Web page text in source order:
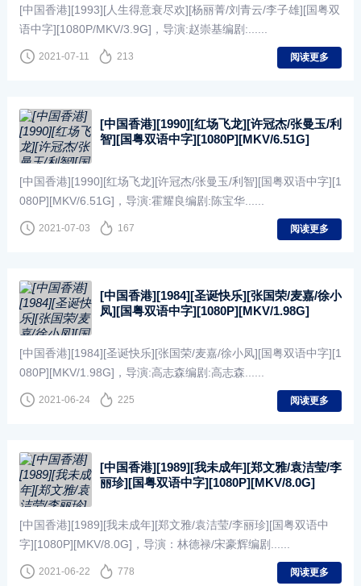
[中国香港][1993][人生得意衰尽欢][杨丽菁/刘青云/李子雄][国粤双
语中字][1080P/MKV/3.9G]，导演:赵崇基编剧:......
2021-07-11 213 阅读更多
[中国香港][1990][红场飞龙][许冠杰/张曼玉/利
智][国粤双语中字][1080P][MKV/6.51G]
[中国香港][1990][红场飞龙][许冠杰/张曼玉/利智][国粤双语中字][1
080P][MKV/6.51G]，导演:霍耀良编剧:陈宝华......
2021-07-03 167 阅读更多
[中国香港][1984][圣诞快乐][张国荣/麦嘉/徐小
凤][国粤双语中字][1080P][MKV/1.98G]
[中国香港][1984][圣诞快乐][张国荣/麦嘉/徐小凤][国粤双语中字][1
080P][MKV/1.98G]，导演:高志森编剧:高志森......
2021-06-24 225 阅读更多
[中国香港][1989][我未成年][郑文雅/袁洁莹/李
丽珍][国粤双语中字][1080P][MKV/8.0G]
[中国香港][1989][我未成年][郑文雅/袁洁莹/李丽珍][国粤双语中
字][1080P][MKV/8.0G]，导演：林德禄/宋豪辉编剧......
2021-06-22 778 阅读更多